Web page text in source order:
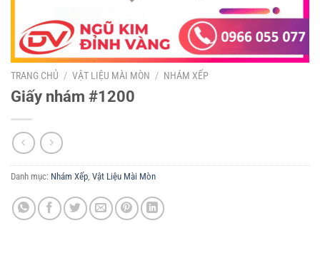
TRANG CHỦ / VẬT LIỆU MÀI MÒN / NHÁM XẾP
Giấy nhám #1200
Danh mục: Nhám Xếp, Vật Liệu Mài Mòn